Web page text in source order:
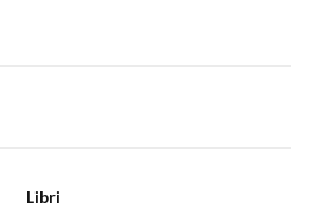
Libri